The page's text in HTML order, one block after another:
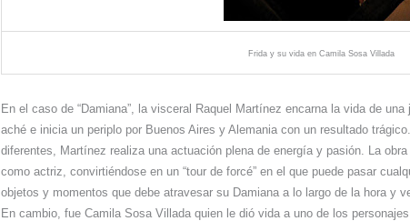
Frida y su vida en Camila Sosa Villada
En el caso de “Damiana”, la visceral Raquel Martínez encarna la vida de
aché e inicia un periplo por Buenos Aires y Alemania con un resultado
diferentes, Martínez realiza una actuación plena de energía y pasión. La
como actriz, convirtiéndose en un “tour de forcé” en el que puede pasar
objetos y momentos que debe atravesar su Damiana a lo largo de la hora y
En cambio, fue Camila Sosa Villada quien le dió vida a uno de los